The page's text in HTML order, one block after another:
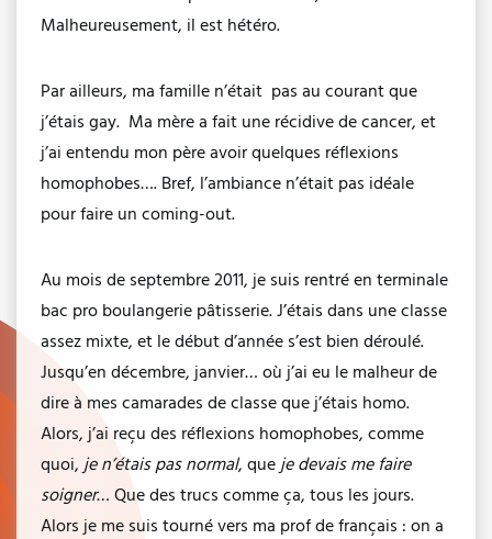
Malheureusement, il est hétéro.
Par ailleurs, ma famille n’était pas au courant que
j’étais gay. Ma mère a fait une récidive de cancer, et
j’ai entendu mon père avoir quelques réflexions
homophobes…. Bref, l’ambiance n’était pas idéale
pour faire un coming-out.
Au mois de septembre 2011, je suis rentré en terminale
bac pro boulangerie pâtisserie. J’étais dans une classe
assez mixte, et le début d’année s’est bien déroulé.
Jusqu’en décembre, janvier… où j’ai eu le malheur de
dire à mes camarades de classe que j’étais homo.
Alors, j’ai reçu des réflexions homophobes, comme
quoi, je n’étais pas normal, que je devais me faire
soigner… Que des trucs comme ça, tous les jours.
Alors je me suis tourné vers ma prof de français : on a